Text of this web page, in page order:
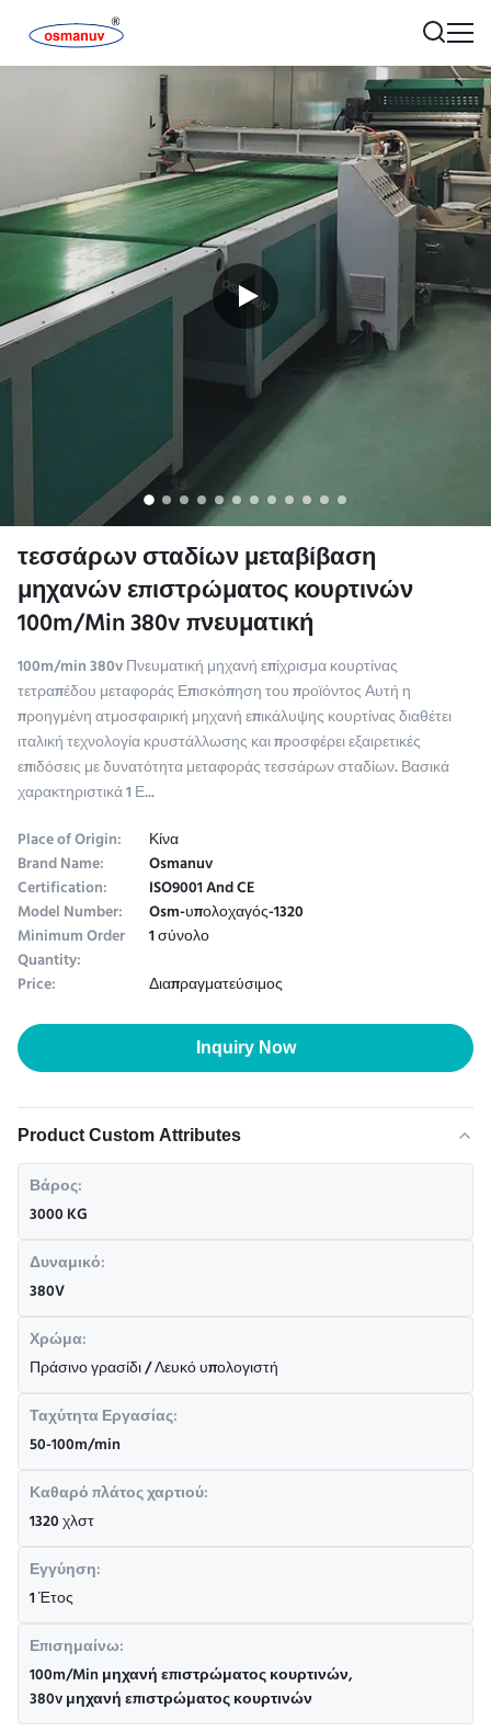
τεσσάρων σταδίων μεταβίβαση
μηχανών επιστρώματος κουρτινών
100m/Min 380v πνευματική
100m/min 380v Πνευματική μηχανή επίχρισμα κουρτίνας
τετραπέδου μεταφοράς Επισκόπηση του προϊόντος Αυτή η
προηγμένη ατμοσφαιρική μηχανή επικάλυψης κουρτίνας διαθέτει
ιταλική τεχνολογία κρυστάλλωσης και προσφέρει εξαιρετικές
επιδόσεις με δυνατότητα μεταφοράς τεσσάρων σταδίων. Βασικά
χαρακτηριστικά 1 Ε...
Place of Origin:
Κίνα
Brand Name: Osmanuv
Certification: ISO9001 And CE
Model Number: Osm-υπολοχαγός-1320
Minimum Order
Quantity:
1 σύνολο
Price:
Διαπραγματεύσιμος
Inquiry Now
Product Custom Attributes
Βάρος:
3000 KG
Δυναμικό:
380V
Χρώμα:
Πράσινο γρασίδι / Λευκό υπολογιστή
Ταχύτητα Εργασίας:
50-100m/min
Καθαρό πλάτος χαρτιού:
1320 χλστ
Εγγύηση:
1 Έτος
Επισημαίνω:
100m/Min μηχανή επιστρώματος κουρτινών,
380v μηχανή επιστρώματος κουρτινών